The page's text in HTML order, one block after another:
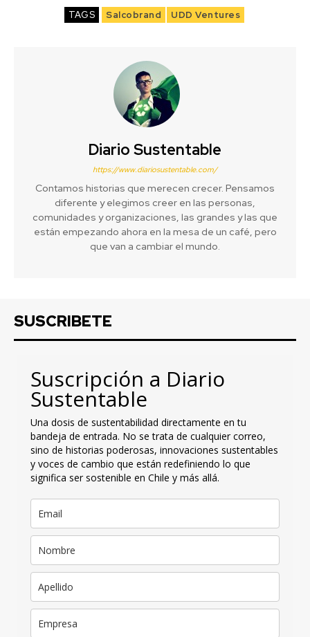
TAGS Salcobrand UDD Ventures
Diario Sustentable
https://www.diariosustentable.com/
Contamos historias que merecen crecer. Pensamos
diferente y elegimos creer en las personas,
comunidades y organizaciones, las grandes y las que
están empezando ahora en la mesa de un café, pero
que van a cambiar el mundo.
SUSCRIBETE
Suscripción a Diario
Sustentable
Una dosis de sustentabilidad directamente en tu
bandeja de entrada. No se trata de cualquier correo,
sino de historias poderosas, innovaciones sustentables
y voces de cambio que están redefiniendo lo que
significa ser sostenible en Chile y más allá.